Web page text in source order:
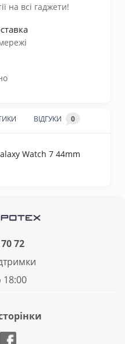
на всі гаджети!
ВІДГУКИ 0
Watch 7 44mm
72
18:00